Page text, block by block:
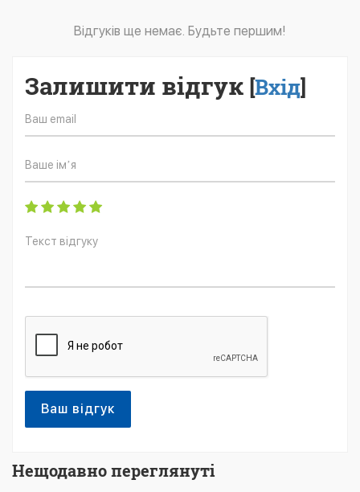
Відгуків ще немає. Будьте першим!
Залишити відгук [Вхід]
Ваш відгук
Нещодавно переглянуті